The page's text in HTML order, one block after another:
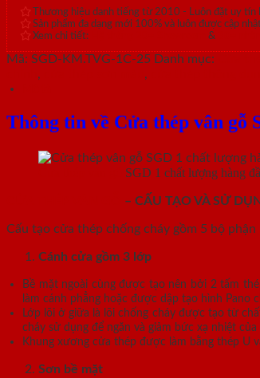
Thương hiệu danh tiếng từ 2010 - Luôn đặt uy tín
Sản phẩm đa dạng mới 100% và luôn được cập
Xem chi tiết:
&
Mã: SGD-KM.TVG-1C-25 Danh mục:
, ,
Thông tin về Cửa thép vân gỗ
SGD 1 chất lượng hàng
– CẤU TẠO VÀ SỬ
Cấu tạo cửa thép chống cháy gồm 5 bộ phận
Cánh cửa gồm 3 lớp
Bề mặt ngoài cùng được tạo nên bởi 2 tấm
làm cánh phẳng hoặc được dập tạo hình
Lớp lõi ở giữa là lõi chống cháy được tạo từ
cháy sử dụng để ngăn và giảm bức xạ nhiệt
Khung xương cửa thép được làm bằng thép U
Sơn bề mặt